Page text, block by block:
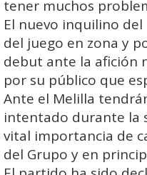
tener muchos
El nuevo inquilino
del juego en zona y
debut ante la afición
por su público que
Ante el Melilla
intentado durante la
vital importancia de
del Grupo y en